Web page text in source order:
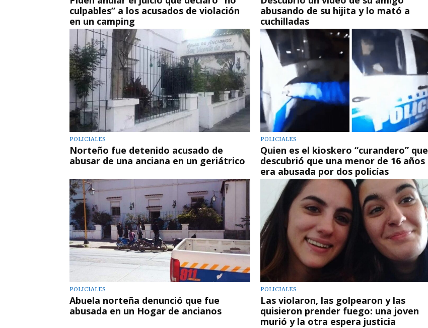
culpables” a los acusados de violación
en un camping
abusando de su hijita y lo mató a
cuchilladas
POLICIALES
Norteño fue detenido acusado de
abusar de una anciana en un geriátrico
POLICIALES
Quien es el kioskero “curandero” que
descubrió que una menor de 16 años
era abusada por dos policías
POLICIALES
Abuela norteña denunció que fue
abusada en un Hogar de ancianos
POLICIALES
Las violaron, las golpearon y las
quisieron prender fuego: una joven
murió y la otra espera justicia